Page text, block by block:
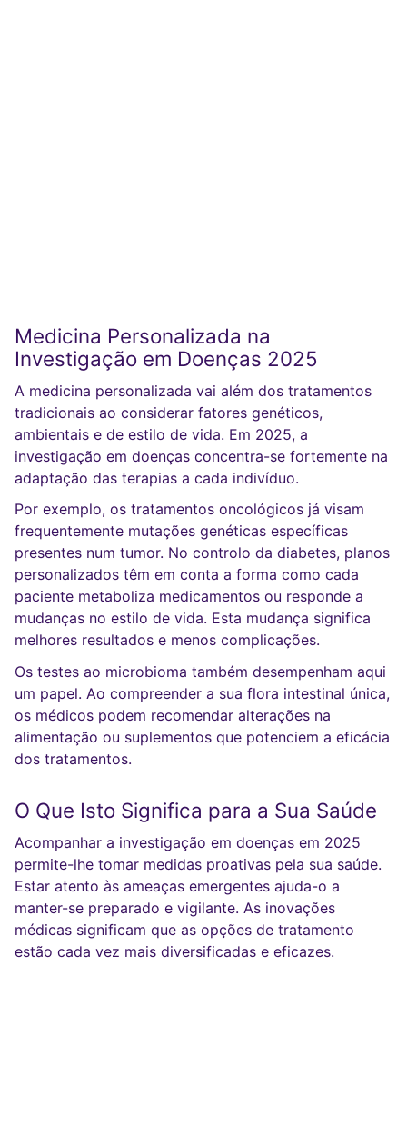
Medicina Personalizada na
Investigação em Doenças 2025
A medicina personalizada vai além dos tratamentos
tradicionais ao considerar fatores genéticos,
ambientais e de estilo de vida. Em 2025, a
investigação em doenças concentra-se fortemente na
adaptação das terapias a cada indivíduo.
Por exemplo, os tratamentos oncológicos já visam
frequentemente mutações genéticas específicas
presentes num tumor. No controlo da diabetes, planos
personalizados têm em conta a forma como cada
paciente metaboliza medicamentos ou responde a
mudanças no estilo de vida. Esta mudança significa
melhores resultados e menos complicações.
Os testes ao microbioma também desempenham aqui
um papel. Ao compreender a sua flora intestinal única,
os médicos podem recomendar alterações na
alimentação ou suplementos que potenciem a eficácia
dos tratamentos.
O Que Isto Significa para a Sua Saúde
Acompanhar a investigação em doenças em 2025
permite-lhe tomar medidas proativas pela sua saúde.
Estar atento às ameaças emergentes ajuda-o a
manter-se preparado e vigilante. As inovações
médicas significam que as opções de tratamento
estão cada vez mais diversificadas e eficazes.